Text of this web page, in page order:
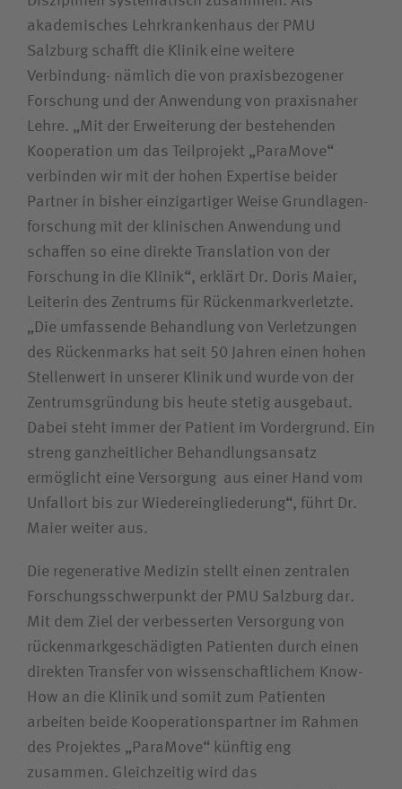
akademisches Lehrkrankenhaus der PMU
Salzburg schafft die Klinik eine weitere
Verbindung- nämlich die von praxisbezogener
Forschung und der Anwendung von praxisnaher
Lehre. „Mit der Erweiterung der bestehenden
Kooperation um das Teilprojekt „ParaMove“
verbinden wir mit der hohen Expertise beider
Partner in bisher einzigartiger Weise Grundlagen­
forschung mit der klinischen Anwendung und
schaffen so eine direkte Translation von der
Forschung in die Klinik“, erklärt Dr. Doris Maier,
Leiterin des Zentrums für Rückenmark­verletzte.
„Die umfassende Behandlung von Verletzungen
des Rückenmarks hat seit 50 Jahren einen hohen
Stellenwert in unserer Klinik und wurde von der
Zentrumsgründung bis heute stetig ausgebaut.
Dabei steht immer der Patient im Vordergrund. Ein
streng ganzheitlicher Behandlungsansatz
ermöglicht eine Versorgung aus einer Hand vom
Unfallort bis zur Wiedereingliederung“, führt Dr.
Maier weiter aus.
Die regenerative Medizin stellt einen zentralen
Forschungs­schwerpunkt der PMU Salzburg dar.
Mit dem Ziel der verbesserten Versorgung von
rückenmarkgeschädigten Patienten durch einen
direkten Transfer von wissenschaftlichem Know-
How an die Klinik und somit zum Patienten
arbeiten beide Kooperationspartner im Rahmen
des Projektes „ParaMove“ künftig eng
zusammen. Gleichzeitig wird das